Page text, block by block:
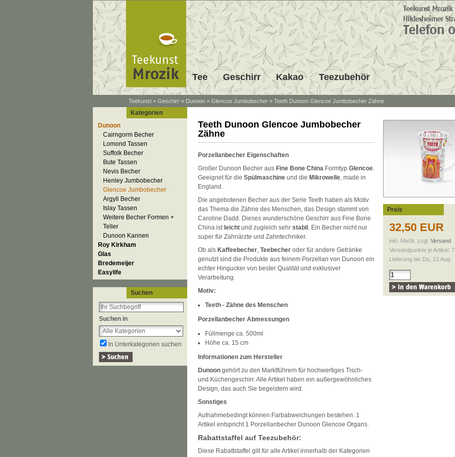
Tee Geschirr Kakao Teezubehör
Teekunst » Geschirr » Dunoon » Glencoe Jumbobecher » Teeth Dunoon Glencoe Jumbobecher Zähne
Kategorien
Dunoon
Cairngorm Becher
Lomond Tassen
Suffolk Becher
Bute Tassen
Nevis Becher
Henley Jumbobecher
Glencoe Jumbobecher
Argyll Becher
Islay Tassen
Weitere Becher Formen +
Teller
Dunoon Kannen
Roy Kirkham
Glas
Bredemeijer
Easylife
Suchen
Suchen in
In Unterkategorien suchen
Teeth Dunoon Glencoe Jumbobecher
Zähne
Porzellanbecher Eigenschaften
Großer Dunoon Becher aus Fine Bone China Formtyp Glencoe.
Geeignet für die Spülmaschine und die Mikrowelle, made in
England.
Die angebotenen Becher aus der Serie Teeth haben als Motiv
das Thema die Zähne des Menschen, das Design stammt von
Caroline Dadd. Dieses wunderschöne Geschirr aus Fine Bone
China ist leicht und zugleich sehr stabil . Ein Becher nicht nur
super für Zahnärzte und Zahntechniker.
Ob als Kaffeebecher, Teebecher oder für andere Getränke
genutzt sind die Produkte aus feinem Porzellan von Dunoon ein
echter Hingucker von bester Qualität und exklusiver
Verarbeitung.
Motiv:
Teeth - Zähne des Menschen
Porzellanbecher Abmessungen
Füllmenge ca. 500ml
Höhe ca. 15 cm
Informationen zum Hersteller
Dunoon gehört zu den Marktführern für hochwertiges Tisch-
und Küchengeschirr. Alle Artikel haben ein außergewöhnliches
Design, das auch Sie begeistern wird.
Sonstiges
Aufnahmebedingt können Farbabweichungen bestehen. 1
Artikel entspricht 1 Porzellanbecher Dunoon Glencoe Organs.
Rabattstaffel auf Teezubehör:
Diese Rabattstaffel gilt für alle Artikel innerhalb der Kategorien
Preis
32,50 EUR
inkl. MwSt. zzgl. Versand
Versandpunkte je Artikel: 7
Lieferung bis Do, 13.Aug.